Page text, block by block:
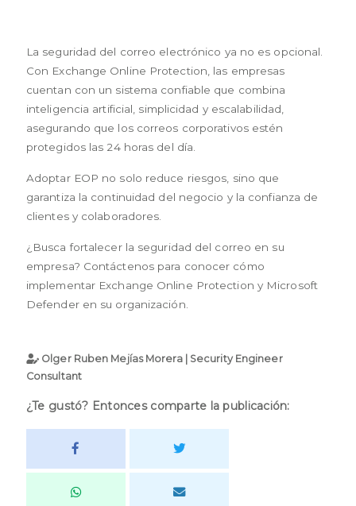
La seguridad del correo electrónico ya no es opcional.
Con Exchange Online Protection, las empresas
cuentan con un sistema confiable que combina
inteligencia artificial, simplicidad y escalabilidad,
asegurando que los correos corporativos estén
protegidos las 24 horas del día.
Adoptar EOP no solo reduce riesgos, sino que
garantiza la continuidad del negocio y la confianza de
clientes y colaboradores.
¿Busca fortalecer la seguridad del correo en su
empresa? Contáctenos para conocer cómo
implementar Exchange Online Protection y Microsoft
Defender en su organización.
Olger Ruben Mejías Morera | Security Engineer
Consultant
¿Te gustó? Entonces comparte la publicación: